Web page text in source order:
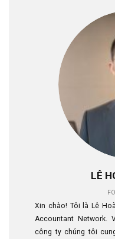
LÊ
Xin chào! Tôi là Lê
Accountant Network.
công ty chúng tôi